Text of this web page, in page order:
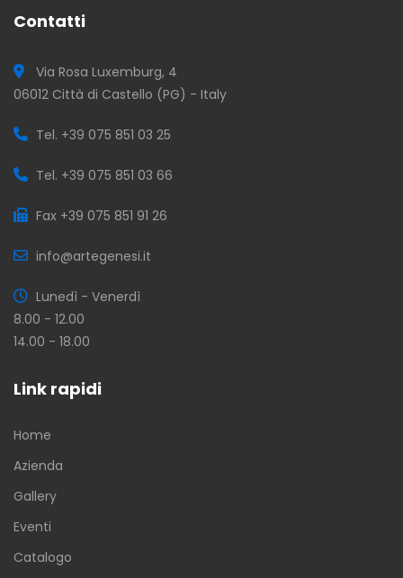
Contatti
Via Rosa Luxemburg, 4
06012 Città di Castello (PG) - Italy
Tel. +39 075 851 03 25
Tel. +39 075 851 03 66
Fax +39 075 851 91 26
info@artegenesi.it
Lunedì - Venerdì
8.00 - 12.00
14.00 - 18.00
Link rapidi
Home
Azienda
Gallery
Eventi
Catalogo